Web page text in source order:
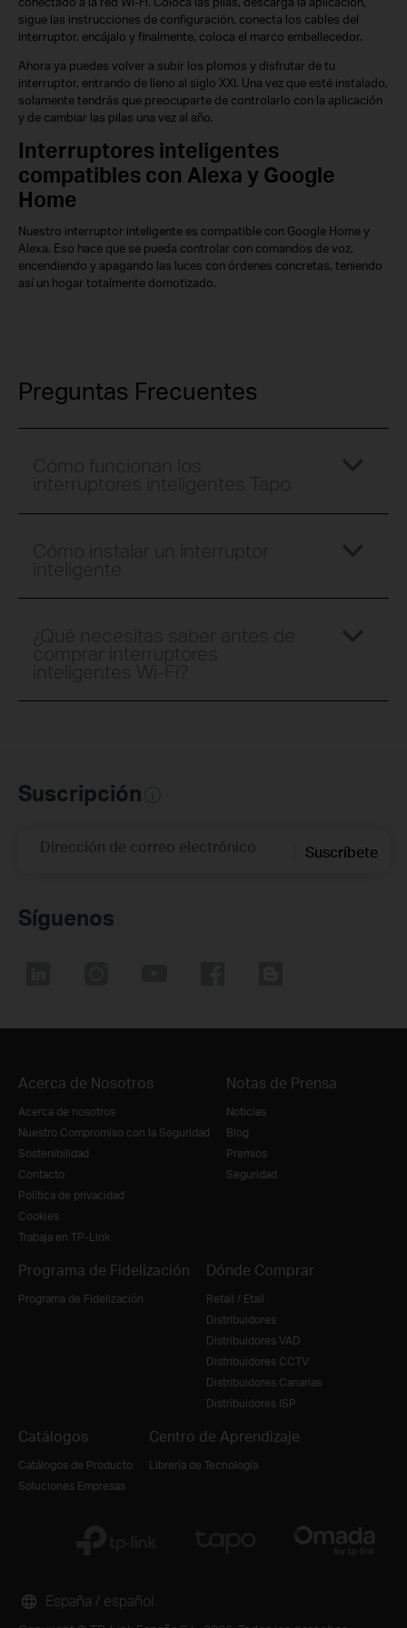
sigue las instrucciones de configuración, conecta los cables del
interruptor, encájalo y finalmente, coloca el marco embellecedor.
Ahora ya puedes volver a subir los plomos y disfrutar de tu
interruptor, entrando de lleno al siglo XXI. Una vez que esté instalado,
solamente tendrás que preocuparte de controlarlo con la aplicación
y de cambiar las pilas una vez al año.
Interruptores inteligentes
compatibles con Alexa y Google
Home
Nuestro interruptor inteligente es compatible con Google Home y
Alexa. Eso hace que se pueda controlar con comandos de voz,
encendiendo y apagando las luces con órdenes concretas, teniendo
así un hogar totalmente domotizado.
Preguntas Frecuentes
Suscripción
Dirección de correo electrónico Suscríbete
Síguenos
Acerca de Nosotros
Acerca de nosotros
Nuestro Compromiso con la Seguridad
Sostenibilidad
Contacto
Política de privacidad
Cookies
Trabaja en TP-Link
Notas de Prensa
Noticias
Blog
Premios
Seguridad
Programa de Fidelización
Programa de Fidelización
Dónde Comprar
Retail / Etail
Distribuidores
Distribuidores VAD
Distribuidores CCTV
Distribuidores Canarias
Distribuidores ISP
Catálogos
Catálogos de Producto
Soluciones Empresas
Centro de Aprendizaje
Librería de Tecnología
España / español